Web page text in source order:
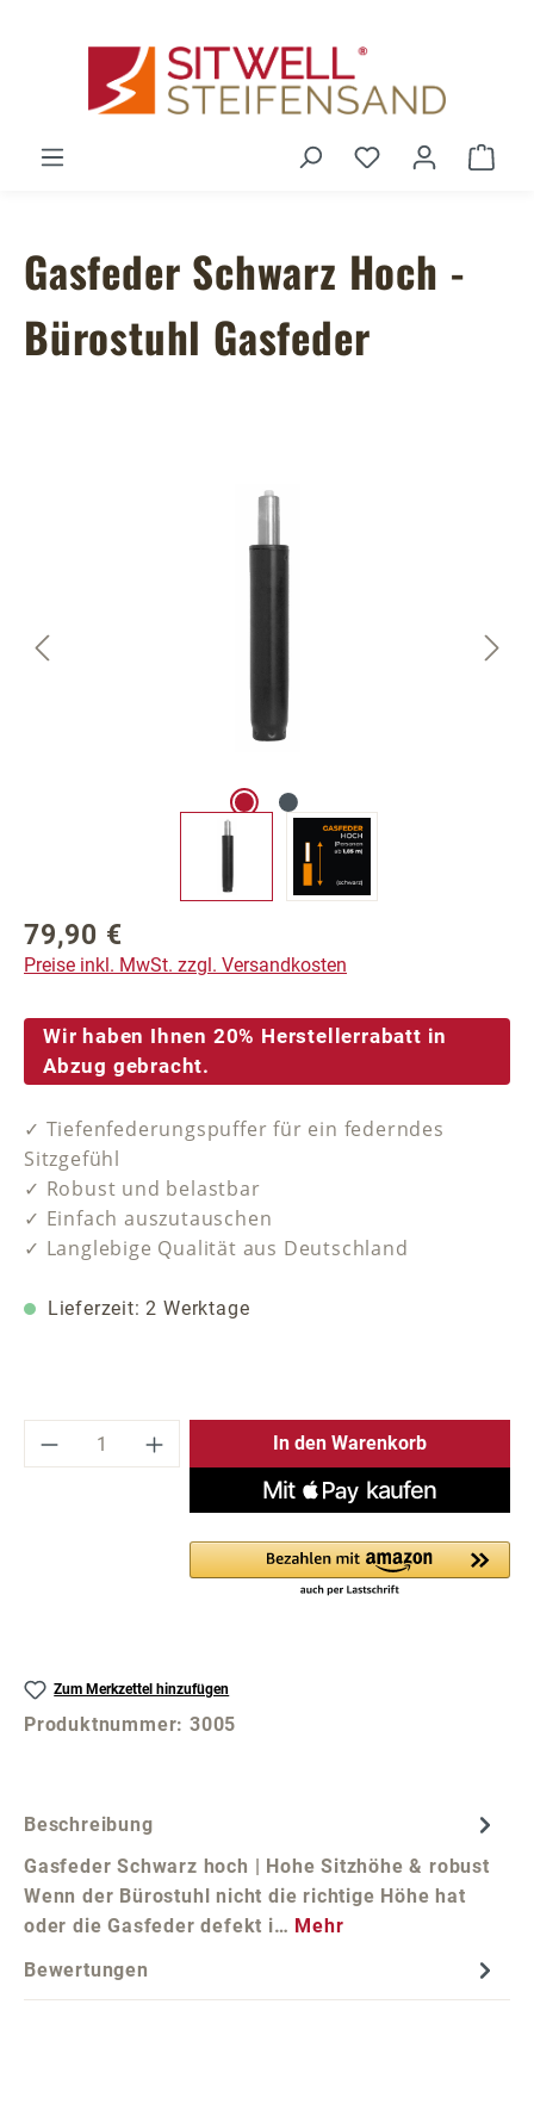
Du hast 0
Gasfeder Schwarz Hoch -
Bürostuhl Gasfeder
Bildergalerie überspringen
Regulärer Preis:
79,90 €
Preise inkl. MwSt. zzgl. Versandkosten
Wir haben Ihnen 20% Herstellerrabatt in
Abzug gebracht.
✓ Tiefenfederungspuffer für ein federndes
Sitzgefühl
✓ Robust und belastbar
✓ Einfach auszutauschen
✓ Langlebige Qualität aus Deutschland
Lieferzeit: 2 Werktage
Produkt Anzahl: Gib den gewünschten
In den Warenkorb
Zum Merkzettel hinzufügen
Produktnummer:3005
Beschreibung
Gasfeder Schwarz hoch | Hohe Sitzhöhe & robust
Wenn der Bürostuhl nicht die richtige Höhe hat
oder die Gasfeder defekt i… Mehr
Bewertungen